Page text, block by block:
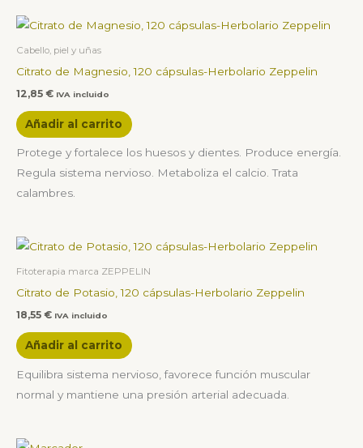
Cabello, piel y uñas
Citrato de Magnesio, 120 cápsulas-Herbolario Zeppelin
12,85 € IVA incluido
Añadir al carrito
Protege y fortalece los huesos y dientes. Produce energía.
Regula sistema nervioso. Metaboliza el calcio. Trata
calambres.
Fitoterapia marca ZEPPELIN
Citrato de Potasio, 120 cápsulas-Herbolario Zeppelin
18,55 € IVA incluido
Añadir al carrito
Equilibra sistema nervioso, favorece función muscular
normal y mantiene una presión arterial adecuada.